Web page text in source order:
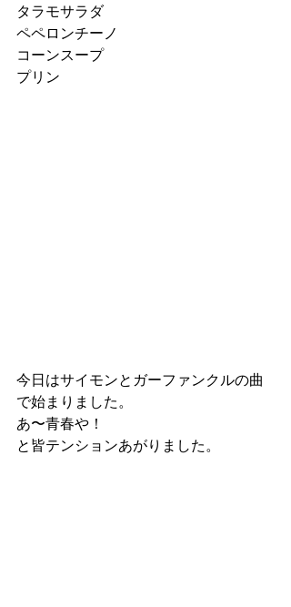
タラモサラダ
ペペロンチーノ
コーンスープ
プリン
今日はサイモンとガーファンクルの曲
で始まりました。
あ〜青春や！
と皆テンションあがりました。